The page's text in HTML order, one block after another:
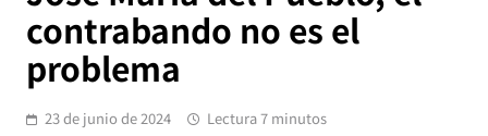
contrabando no es el
problema
23 de junio de 2024 Lectura 7 minutos